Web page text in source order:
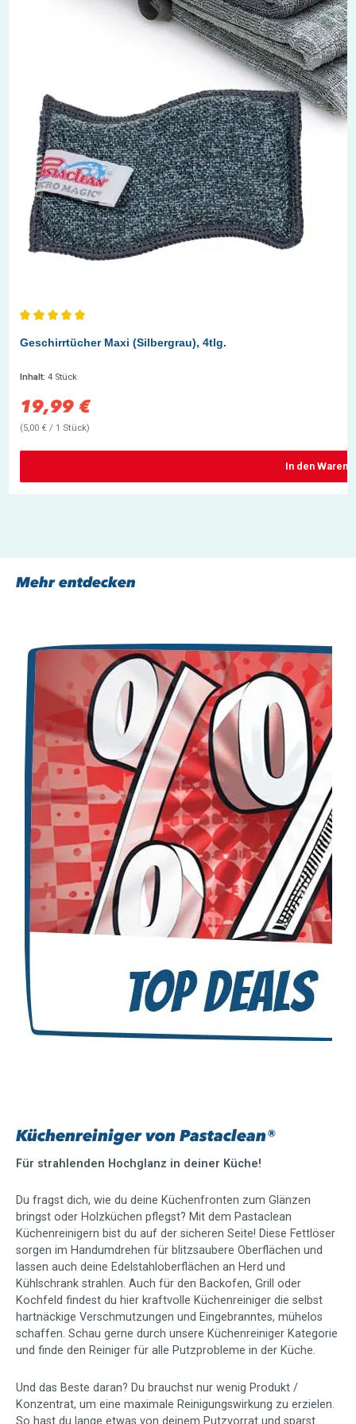
Geschirrtücher Maxi (Silbergrau), 4tlg.
Inhalt:4 Stück
Verkaufspreis:
19,99 €
(5,00 € / 1 Stück)
In den
Mehr entdecken
Küchenreiniger von Pastaclean®
Für strahlenden Hochglanz in deiner Küche!
Du fragst dich, wie du deine Küchenfronten zum Glänzen
bringst oder Holzküchen pflegst? Mit dem Pastaclean
Küchenreinigern bist du auf der sicheren Seite! Diese Fettlöser
sorgen im Handumdrehen für blitzsaubere Oberflächen und
lassen auch deine Edelstahloberflächen an Herd und
Kühlschrank strahlen. Auch für den Backofen, Grill oder
Kochfeld findest du hier kraftvolle Küchenreiniger die selbst
hartnäckige Verschmutzungen und Eingebranntes, mühelos
schaffen. Schau gerne durch unsere Küchenreiniger Kategorie
und finde den Reiniger für alle Putzprobleme in der Küche.
Und das Beste daran? Du brauchst nur wenig Produkt /
Konzentrat, um eine maximale Reinigungswirkung zu erzielen.
So hast du lange etwas von deinem Putzvorrat und sparst